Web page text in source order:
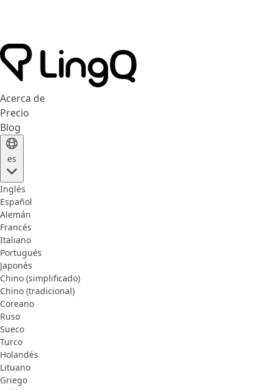
Acerca de
Precio
Blog
es
Inglés
Español
Alemán
Francés
Italiano
Portugués
Japonés
Chino (simplificado)
Chino (tradicional)
Coreano
Ruso
Sueco
Turco
Holandés
Lituano
Griego